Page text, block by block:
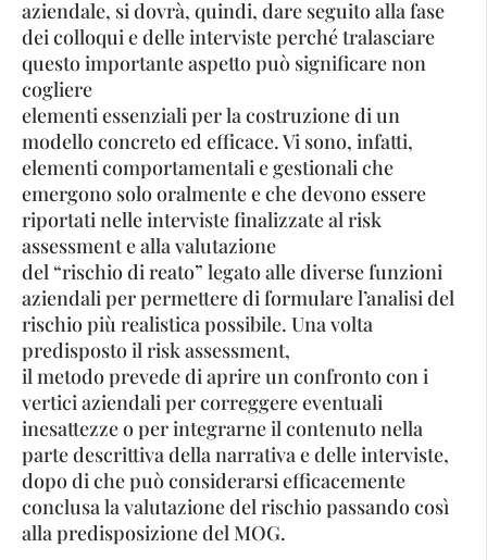
aziendale, si dovrà, quindi, dare seguito alla fase
dei colloqui e delle interviste perché tralasciare
questo importante aspetto può significare non
cogliere
elementi essenziali per la costruzione di un
modello concreto ed efficace. Vi sono, infatti,
elementi comportamentali e gestionali che
emergono solo oralmente e che devono essere
riportati nelle interviste finalizzate al risk
assessment e alla valutazione
del “rischio di reato” legato alle diverse funzioni
aziendali per permettere di formulare l’analisi del
rischio più realistica possibile. Una volta
predisposto il risk assessment,
il metodo prevede di aprire un confronto con i
vertici aziendali per correggere eventuali
inesattezze o per integrarne il contenuto nella
parte descrittiva della narrativa e delle interviste,
dopo di che può considerarsi efficacemente
conclusa la valutazione del rischio passando così
alla predisposizione del MOG.